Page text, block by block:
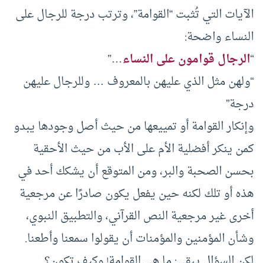
الآيات التي تُثبت “القوامة”، وترتب درجة للرجال على
النساء واضحة:
“الرجال قوامون على النساء…”
“ولهن مثل الذي عليهن بالمعروف … وللرجال عليهن
درجة”
وإنكار القوامة أو تمييعها من حيث أصل وجودها يبدو
كمن ينكر أفضلية الأم على الأب من حيث الأحقية
بحسن الصحبة والبر، ومن المتوقع أن يشكك أحد في
هذه أو تلك لكنه حين يفعل يكون صادرًا عن مرجعية
أخرى غير مرجعية النص القرآني، والتطبيق النبوي،
وشأن المؤمنين والمؤمنات أن يقولوا سمعنا وأطعنا.